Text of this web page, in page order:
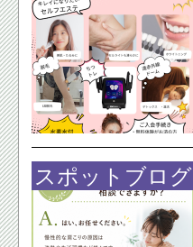
スポットブログ